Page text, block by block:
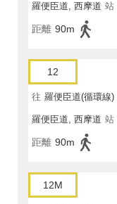
羅便臣道, 西摩道 站
距離 90m
12
往 羅便臣道(循環線)
羅便臣道, 西摩道 站
距離 90m
12M